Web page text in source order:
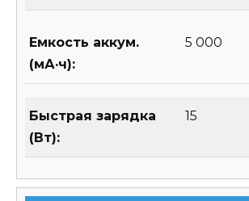
Емкость аккум.
(мА·ч):
5 000
Быстрая зарядка
(Вт):
15